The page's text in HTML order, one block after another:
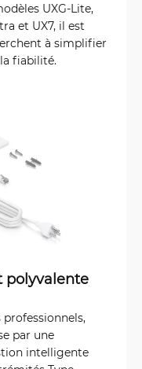
UXG-Lite,
et UX7, il est
à simplifier
fiabilité.
polyvalente
par une
intelligente